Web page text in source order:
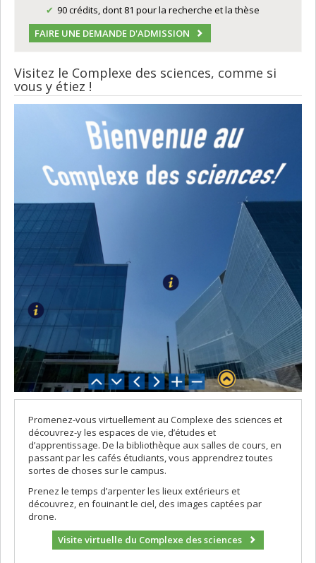
90 crédits, dont 81 pour la recherche et la thèse
FAIRE UNE DEMANDE D'ADMISSION
Visitez le Complexe des sciences, comme si
vous y étiez !
Promenez-vous virtuellement au Complexe des sciences et
découvrez-y les espaces de vie, d’études et
d’apprentissage. De la bibliothèque aux salles de cours, en
passant par les cafés étudiants, vous apprendrez toutes
sortes de choses sur le campus.
Prenez le temps d’arpenter les lieux extérieurs et
découvrez, en fouinant le ciel, des images captées par
drone.
Visite virtuelle du Complexe des sciences